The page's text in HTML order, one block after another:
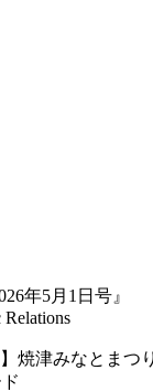
年5月1日号』
焼津みなとまつ